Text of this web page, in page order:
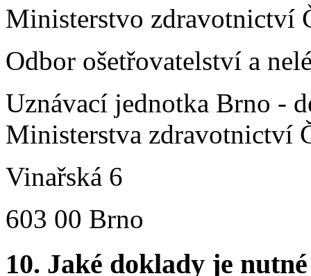
Ministerstvo zdravotnictví
Odbor ošetřovatelství a
Uznávací jednotka Brno -
Ministerstva zdravotnictví
Vinařská 6
603 00 Brno
10. Jaké doklady je